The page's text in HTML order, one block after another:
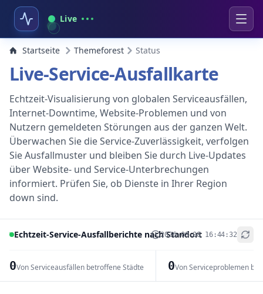
Live
Startseite Themeforest Status
Live-Service-Ausfallkarte
Echtzeit-Visualisierung von globalen Serviceausfällen,
Internet-Downtime, Website-Problemen und von
Nutzern gemeldeten Störungen aus der ganzen Welt.
Überwachen Sie die Service-Zuverlässigkeit, verfolgen
Sie Ausfallmuster und bleiben Sie durch Live-Updates
über Website- und Service-Unterbrechungen
informiert. Prüfen Sie, ob Dienste in Ihrer Region
down sind.
Echtzeit-Service-Ausfallberichte nach Standort
2026-08-08 16:44:32
0Von Serviceausfällen betroffene Städte 0Von Serviceproblemen
+